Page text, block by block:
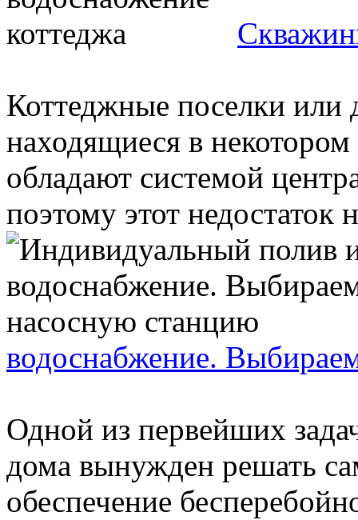
Коттеджные поселки или
находящиеся в
обладают системой
поэтому этот недостаток
водоснабжение.
Одной из первейших
дома вынужден решать
обеспечение